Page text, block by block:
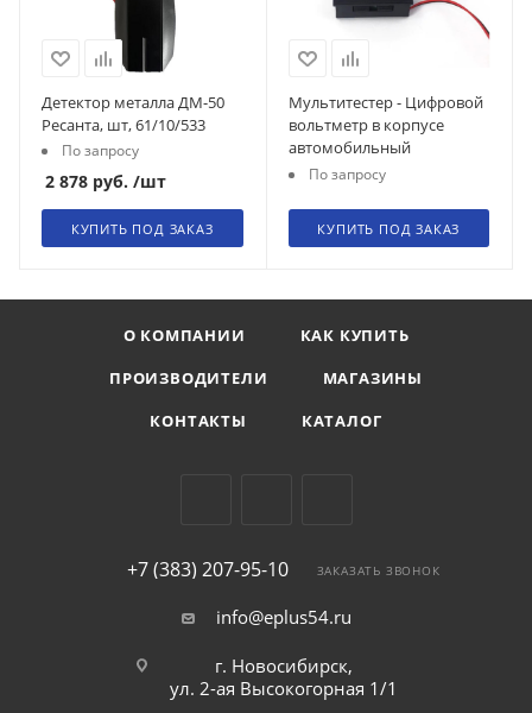
Детектор металла ДМ-50
Ресанта, шт, 61/10/533
По запросу
2 878 руб. /шт
КУПИТЬ ПОД ЗАКАЗ
Мультитестер - Цифровой
вольтметр в корпусе
автомобильный
По запросу
КУПИТЬ ПОД ЗАКАЗ
О КОМПАНИИ
КАК КУПИТЬ
ПРОИЗВОДИТЕЛИ
МАГАЗИНЫ
КОНТАКТЫ
КАТАЛОГ
+7 (383) 207-95-10 ЗАКАЗАТЬ ЗВОНОК
info@eplus54.ru
г. Новосибирск,
ул. 2-ая Высокогорная 1/1